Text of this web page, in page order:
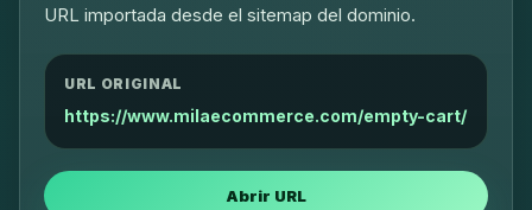
URL importada desde el sitemap del dominio.
URL ORIGINAL
https://www.milaecommerce.com/empty-cart/
Abrir URL